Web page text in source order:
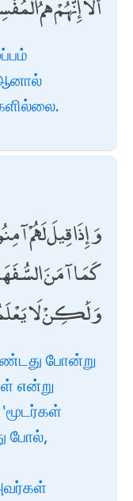
وَإِذَا قِيلَ لَهُمْ
كَمَا آمَنَ
وَلَٰكِنْ لَا
போன்று
என்று